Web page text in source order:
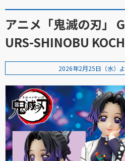
アニメ「鬼滅の刃」
URS-SHINOBU
2026年2月25日（水）